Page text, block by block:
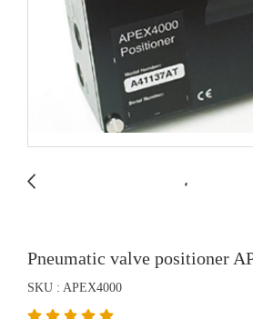
Pneumatic valve positioner
SKU : APEX4000